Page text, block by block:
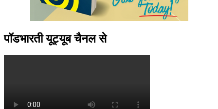
पॉडभारती यूट्यूब चैनल से